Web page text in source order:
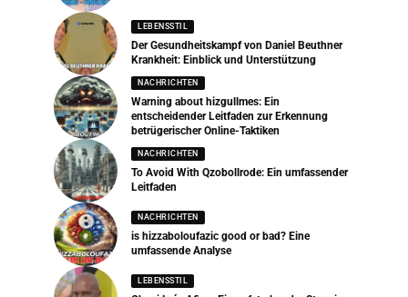
LEBENSSTIL
Der Gesundheitskampf von Daniel Beuthner
Krankheit: Einblick und Unterstützung
NACHRICHTEN
Warning about hizgullmes: Ein
entscheidender Leitfaden zur Erkennung
betrügerischer Online-Taktiken
NACHRICHTEN
To Avoid With Qzobollrode: Ein umfassender
Leitfaden
NACHRICHTEN
is hizzaboloufazic good or bad? Eine
umfassende Analyse
LEBENSSTIL